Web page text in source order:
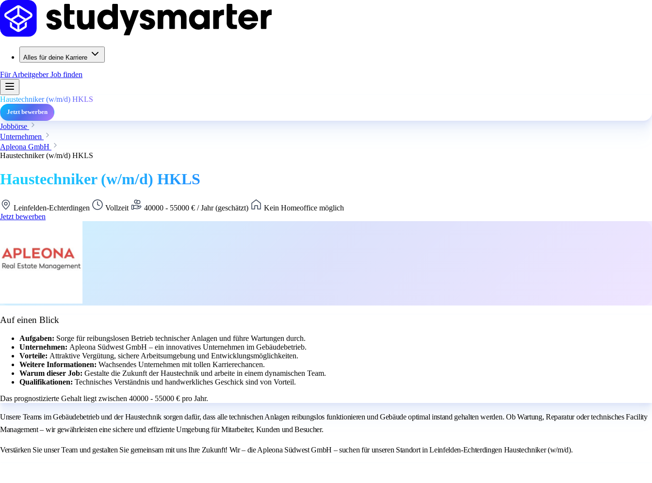
Alles für deine Karriere
Für ArbeitgeberJob finden
Haustechniker (w/m/d) HKLS
Jetzt bewerben
Jobbörse
Unternehmen
Apleona GmbH
Haustechniker (w/m/d) HKLS
Haustechniker (w/m/d) HKLS
Leinfelden-Echterdingen Vollzeit 40000 - 55000 € / Jahr (geschätzt)
Kein Homeoffice möglich
Jetzt bewerben
Auf einen Blick
Aufgaben: Sorge für reibungslosen Betrieb technischer Anlagen und führe Wartungen durch.
Unternehmen: Apleona Südwest GmbH – ein innovatives Unternehmen im Gebäudebetrieb.
Vorteile: Attraktive Vergütung, sichere Arbeitsumgebung und Entwicklungsmöglichkeiten.
Weitere Informationen: Wachsendes Unternehmen mit tollen Karrierechancen.
Warum dieser Job: Gestalte die Zukunft der Haustechnik und arbeite in einem dynamischen Team.
Qualifikationen: Technisches Verständnis und handwerkliches Geschick sind von Vorteil.
Das prognostizierte Gehalt liegt zwischen 40000 - 55000 € pro Jahr.
Unsere Teams im Gebäudebetrieb und der Haustechnik sorgen dafür, dass alle technischen Anlagen reibungslos funktionieren und Gebäude optimal instand gehalten werden. Ob Wartung, Reparatur oder technisches Facility
Management – wir gewährleisten eine sichere und effiziente Umgebung für Mitarbeiter, Kunden und Besucher.
Verstärken Sie unser Team und gestalten Sie gemeinsam mit uns Ihre Zukunft! Wir – die Apleona Südwest GmbH – suchen für unseren Standort in Leinfelden-Echterdingen Haustechniker (w/m/d).